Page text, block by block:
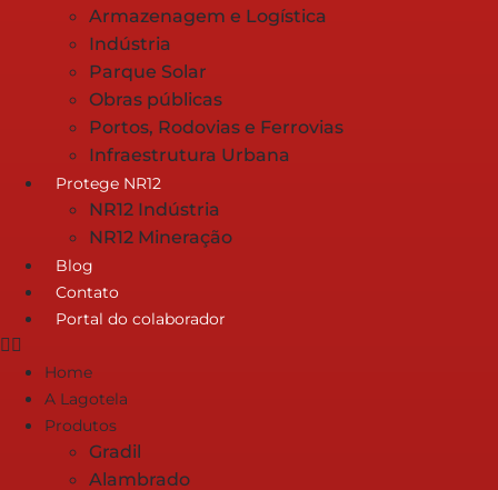
Armazenagem e Logística
Indústria
Parque Solar
Obras públicas
Portos, Rodovias e Ferrovias
Infraestrutura Urbana
Protege NR12
NR12 Indústria
NR12 Mineração
Blog
Contato
Portal do colaborador
Home
A Lagotela
Produtos
Gradil
Alambrado